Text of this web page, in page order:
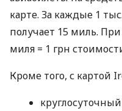
карте. За каждые 1
получает 15 миль.
миля = 1 грн
Кроме того, с картой